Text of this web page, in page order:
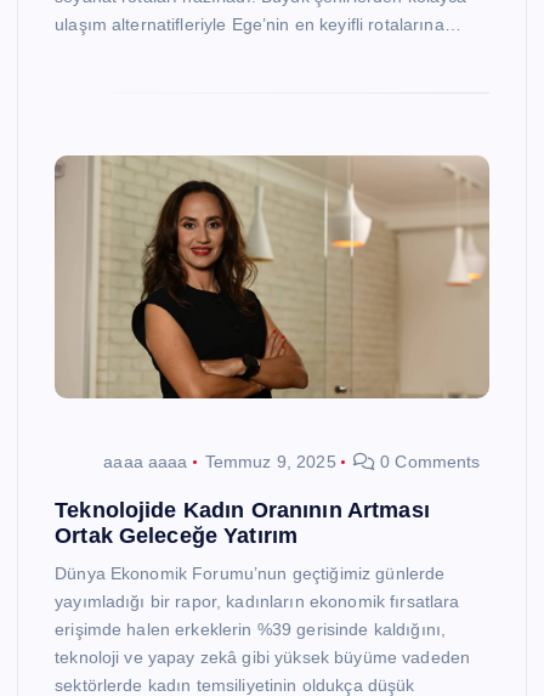
ulaşım alternatifleriyle Ege’nin en keyifli rotalarına…
aaaa aaaa Temmuz 9, 2025 0 Comments
Teknolojide Kadın Oranının Artması
Ortak Geleceğe Yatırım
Dünya Ekonomik Forumu’nun geçtiğimiz günlerde
yayımladığı bir rapor, kadınların ekonomik fırsatlara
erişimde halen erkeklerin %39 gerisinde kaldığını,
teknoloji ve yapay zekâ gibi yüksek büyüme vadeden
sektörlerde kadın temsiliyetinin oldukça düşük